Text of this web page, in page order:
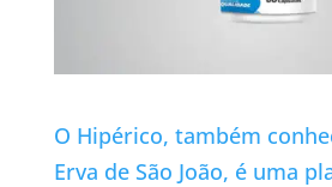
O Hipérico, também
Erva de São João, é uma